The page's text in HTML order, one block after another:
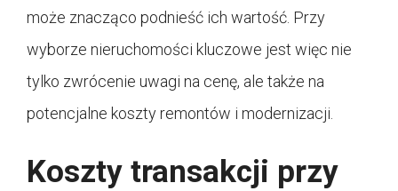
może znacząco podnieść ich wartość. Przy
wyborze nieruchomości kluczowe jest więc nie
tylko zwrócenie uwagi na cenę, ale także na
potencjalne koszty remontów i modernizacji.
Koszty transakcji przy